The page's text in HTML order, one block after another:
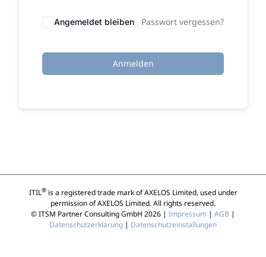
Angemeldet bleiben Passwort vergessen?
Anmelden
ITIL®is a registered trade mark of AXELOS Limited, used under
permission of AXELOS Limited. All rights reserved.
© ITSM Partner Consulting GmbH 2026 | Impressum | AGB |
Datenschutzerklärung | Datenschutzeinstallungen